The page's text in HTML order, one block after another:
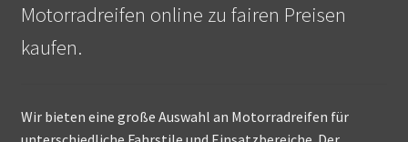
Motorradreifen online zu fairen Preisen
kaufen.
Wir bieten eine große Auswahl an Motorradreifen für